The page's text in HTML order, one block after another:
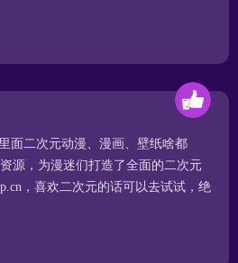
面二次元动漫、漫画、壁纸啥都
源，为漫迷们打造了全面的二次元
，喜欢二次元的话可以去试试，绝